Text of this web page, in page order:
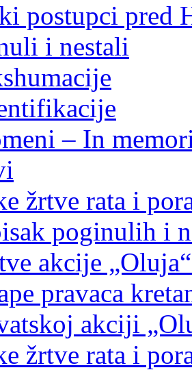
postupci pred
i nestali
– In
žrtve rata i
poginulih i
akcije
pravaca
akciji
žrtve rata i